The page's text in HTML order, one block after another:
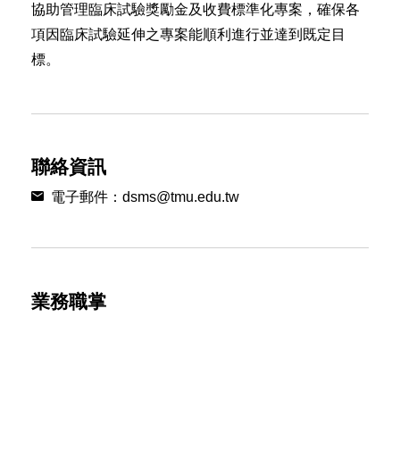
協助管理臨床試驗獎勵金及收費標準化專案，確保各
項因臨床試驗延伸之專案能順利進行並達到既定目
標。
聯絡資訊
電子郵件：dsms@tmu.edu.tw
業務職掌